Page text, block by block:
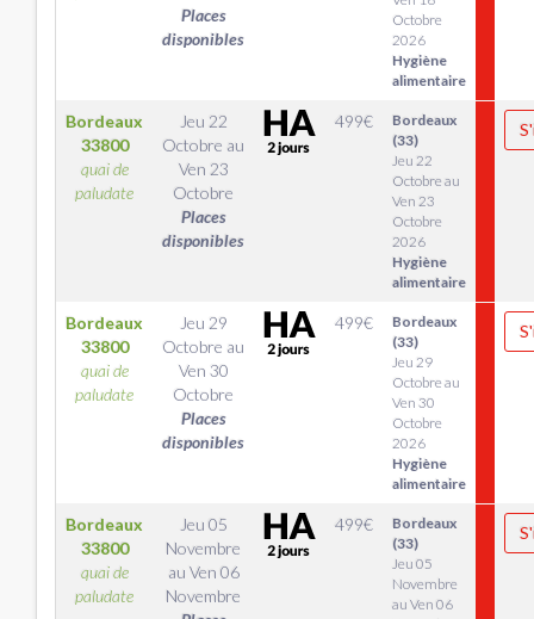
Places
disponibles
Octobre
2026
Hygiène
alimentaire
Bordeaux
33800
quai de
paludate
Jeu 22
Octobre au
Ven 23
Octobre
Places
disponibles
499€
Bordeaux
(33)
Jeu 22
Octobre au
Ven 23
Octobre
2026
Hygiène
alimentaire
Bordeaux
33800
quai de
paludate
Jeu 29
Octobre au
Ven 30
Octobre
Places
disponibles
499€
Bordeaux
(33)
Jeu 29
Octobre au
Ven 30
Octobre
2026
Hygiène
alimentaire
Bordeaux
33800
quai de
paludate
Jeu 05
Novembre
au Ven 06
Novembre
499€
Bordeaux
(33)
Jeu 05
Novembre
au Ven 06